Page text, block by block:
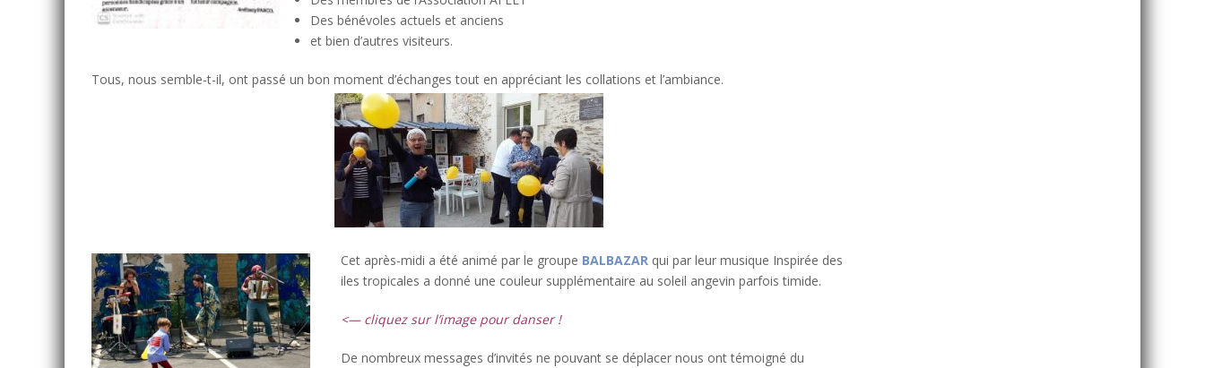
Des bénévoles actuels et anciens
et bien d’autres visiteurs.
Tous, nous semble-t-il, ont passé un bon moment d’échanges tout en appréciant les collations et l’ambiance.
Cet après-midi a été animé par le groupe BALBAZARqui par leur musique Inspirée des
iles tropicales a donné une couleur supplémentaire au soleil angevin parfois timide.
<— cliquez sur l’image pour danser !
De nombreux messages d’invités ne pouvant se déplacer nous ont témoigné du